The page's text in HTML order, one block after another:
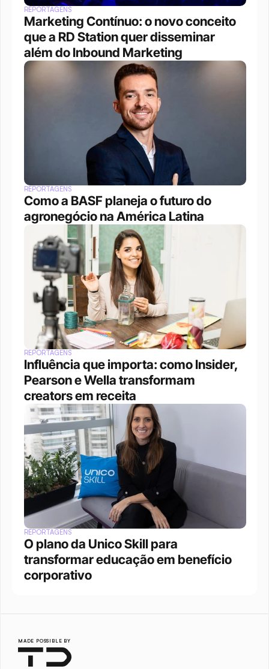
REPORTAGENS
Marketing Contínuo: o novo conceito
que a RD Station quer disseminar
além do Inbound Marketing
REPORTAGENS
Como a BASF planeja o futuro do
agronegócio na América Latina
REPORTAGENS
Influência que importa: como Insider,
Pearson e Wella transformam
creators em receita
REPORTAGENS
O plano da Unico Skill para
transformar educação em benefício
corporativo
MADE POSSIBLE BY